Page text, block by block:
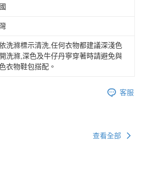
洗滌標示清洗,任何衣物都建議深淺色
洗滌,深色及牛仔丹寧穿著時請避免與
衣物鞋包搭配。
客服
查看全部